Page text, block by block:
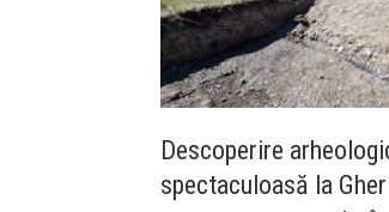
Descoperire
spectaculoasă la